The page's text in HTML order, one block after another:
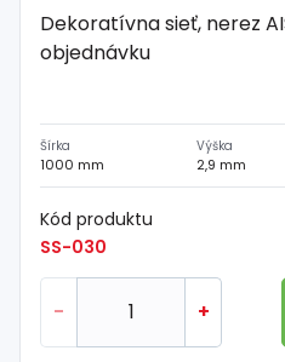
Dekoratívna sieť, nerez
objednávku
Šírka
1000 mm
Výška
2,9 mm
Kód produktu
SS-030
- +